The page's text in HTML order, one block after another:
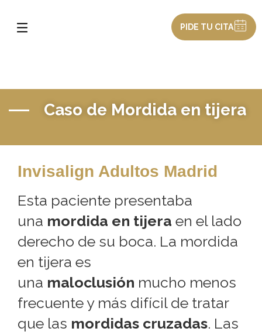
PIDE TU CITA
Caso de Mordida en tijera
Invisalign Adultos Madrid
Esta paciente presentaba
una mordida en tijera en el lado
derecho de su boca. La mordida
en tijera es
una maloclusión mucho menos
frecuente y más difícil de tratar
que las mordidas cruzadas. Las